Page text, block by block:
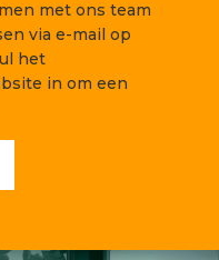
met ons team
via e-mail op
het
in om een